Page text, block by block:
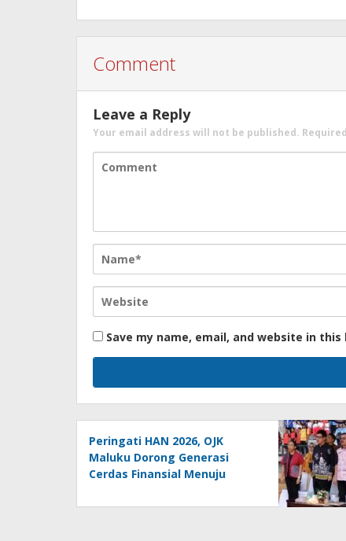
Comment
Leave a Reply
Your email address will not be published.
Save my name, email, and website in
Peringati HAN 2026, OJK
Maluku Dorong Generasi
Cerdas Finansial Menuju